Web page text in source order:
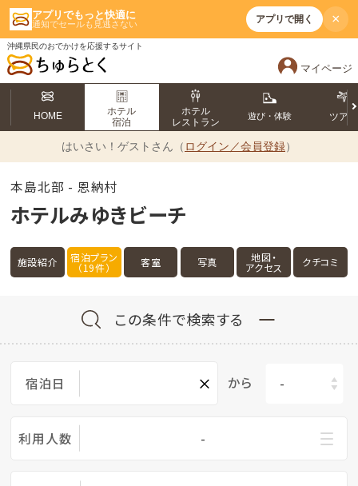
アプリでもっと快適に
通知でセールも見逃さない アプリで開く ×
沖縄県民のおでかけを応援するサイト
マイページ
HOME
ホテル
宿泊
ホテル
レストラン
遊び・体験 ツアー
はいさい！ ゲストさん（ ログイン／会員登録）
本島北部 - 恩納村
ホテルみゆきビーチ
施設紹介 宿泊プラン
（19件） 客室 写真 地図・
アクセス クチコミ
この条件で検索する
宿泊日 × から
利用人数 -